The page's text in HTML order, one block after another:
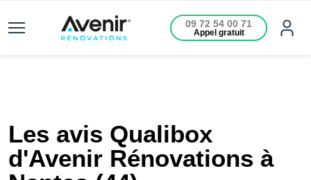
09 72 54 00 71
Appel gratuit
Les avis Qualibox
d'Avenir Rénovations à